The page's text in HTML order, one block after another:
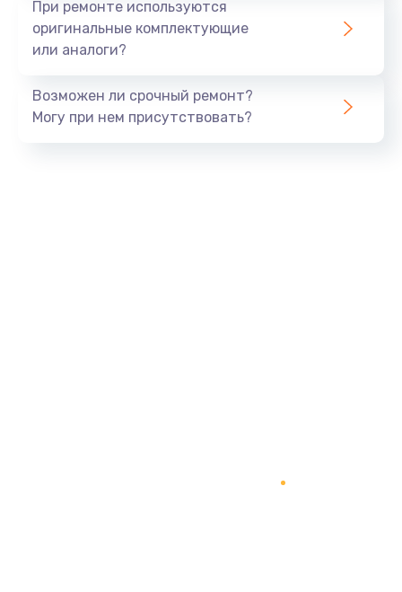
При ремонте используются
оригинальные комплектующие
или аналоги?
Возможен ли срочный ремонт?
Могу при нем присутствовать?